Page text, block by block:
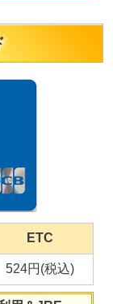
ETC
524円(税込)